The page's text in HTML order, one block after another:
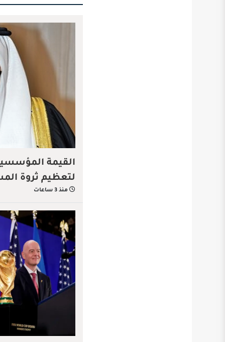
القيمة
لتعظيم ثروة
منذ 3 ساعات